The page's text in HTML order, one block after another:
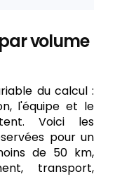
volume
du calcul :
l'équipe et le
Voici les
pour un
de 50 km,
transport,